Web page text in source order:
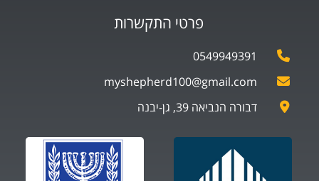
פרטי התקשרות
0549949391
myshepherd100@gmail.com
דבורה הנביאה 39, גן-יבנה